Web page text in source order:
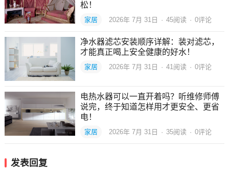
松！
家居 2026年 7月 31日 · 45阅读 · 0评论
净水器滤芯安装顺序详解：装对滤芯，
才能真正喝上安全健康的好水！
家居 2026年 7月 31日 · 41阅读 · 0评论
电热水器可以一直开着吗？听维修师傅
说完，终于知道怎样用才更安全、更省
电！
家居 2026年 7月 31日 · 35阅读 · 0评论
发表回复